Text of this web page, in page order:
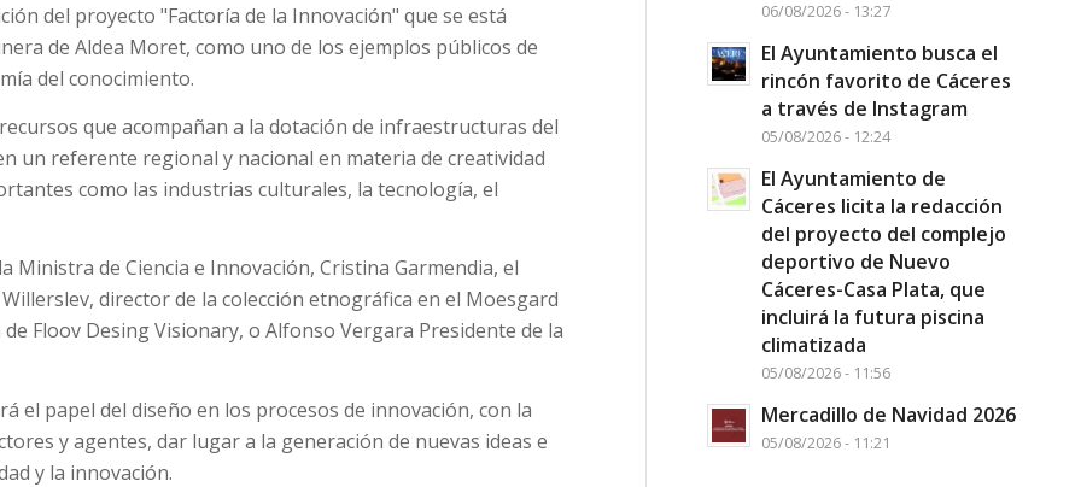
del proyecto "Factoría de la Innovación" que se está
de Aldea Moret, como uno de los ejemplos públicos de
del conocimiento.
que acompañan a la dotación de infraestructuras del
un referente regional y nacional en materia de creatividad
como las industrias culturales, la tecnología, el
Ministra de Ciencia e Innovación, Cristina Garmendia, el
director de la colección etnográfica en el Moesgard
Floov Desing Visionary, o Alfonso Vergara Presidente de la
el papel del diseño en los procesos de innovación, con la
y agentes, dar lugar a la generación de nuevas ideas e
y la innovación.
06/08/2026 - 13:27
El Ayuntamiento busca el
rincón favorito de Cáceres
a través de Instagram
05/08/2026 - 12:24
El Ayuntamiento de
Cáceres licita la redacción
del proyecto del complejo
deportivo de Nuevo
Cáceres-Casa Plata, que
incluirá la futura piscina
climatizada
05/08/2026 - 11:56
Mercadillo de Navidad 2026
05/08/2026 - 11:21